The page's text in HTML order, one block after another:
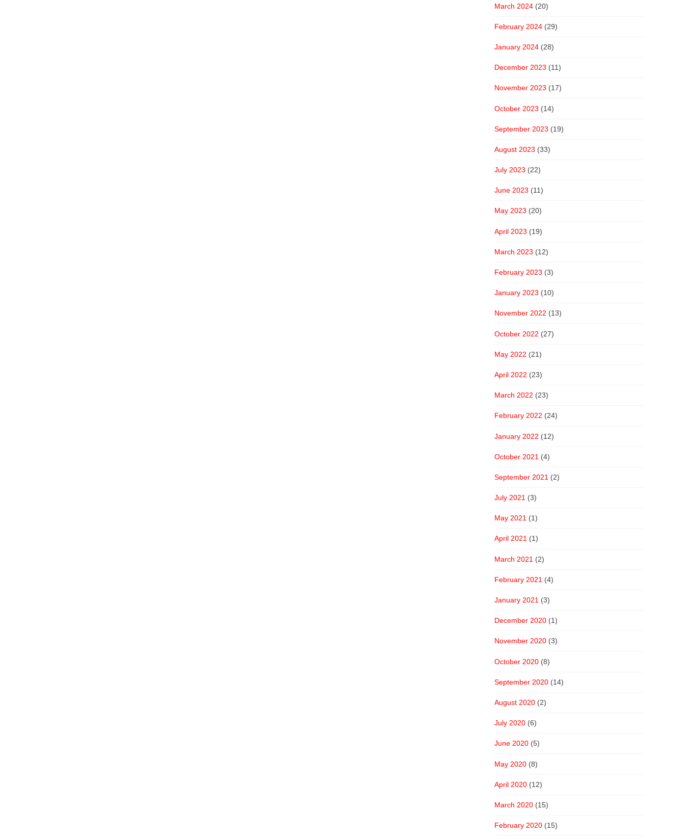
March 2024 (20)
February 2024 (29)
January 2024 (28)
December 2023 (11)
November 2023 (17)
October 2023 (14)
September 2023 (19)
August 2023 (33)
July 2023 (22)
June 2023 (11)
May 2023 (20)
April 2023 (19)
March 2023 (12)
February 2023 (3)
January 2023 (10)
November 2022 (13)
October 2022 (27)
May 2022 (21)
April 2022 (23)
March 2022 (23)
February 2022 (24)
January 2022 (12)
October 2021 (4)
September 2021 (2)
July 2021 (3)
May 2021 (1)
April 2021 (1)
March 2021 (2)
February 2021 (4)
January 2021 (3)
December 2020 (1)
November 2020 (3)
October 2020 (8)
September 2020 (14)
August 2020 (2)
July 2020 (6)
June 2020 (5)
May 2020 (8)
April 2020 (12)
March 2020 (15)
February 2020 (15)